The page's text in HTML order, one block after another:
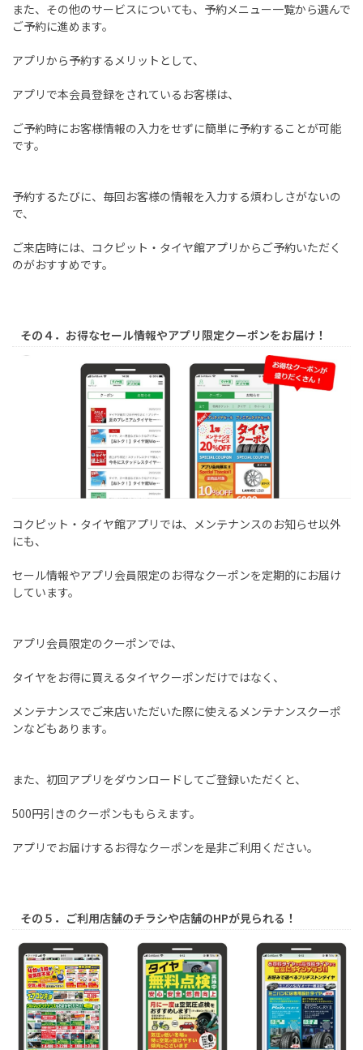
また、その他のサービスについても、予約メニュー一覧から選んで
ご予約に進めます。
アプリから予約するメリットとして、
アプリで本会員登録をされているお客様は、
ご予約時にお客様情報の入力をせずに簡単に予約することが可能
です。
予約するたびに、毎回お客様の情報を入力する煩わしさがないの
で、
ご来店時には、コクピット・タイヤ館アプリからご予約いただく
のがおすすめです。
その４．お得なセール情報やアプリ限定クーポンをお届け！
コクピット・タイヤ館アプリでは、メンテナンスのお知らせ以外
にも、
セール情報やアプリ会員限定のお得なクーポンを定期的にお届け
しています。
アプリ会員限定のクーポンでは、
タイヤをお得に買えるタイヤクーポンだけではなく、
メンテナンスでご来店いただいた際に使えるメンテナンスクーポ
ンなどもあります。
また、初回アプリをダウンロードしてご登録いただくと、
500円引きのクーポンももらえます。
アプリでお届けするお得なクーポンを是非ご利用ください。
その５．ご利用店舗のチラシや店舗のHPが見られる！